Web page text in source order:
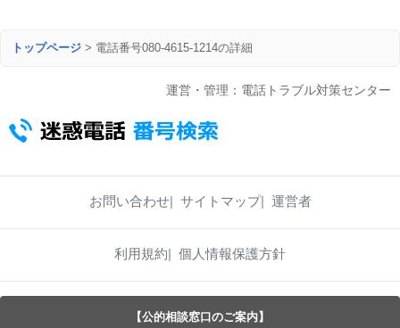
トップページ > 電話番号080-4615-1214の詳細
運営・管理：電話トラブル対策センター
お問い合わせ サイトマップ 運営者
利用規約 個人情報保護方針
【公的相談窓口のご案内】